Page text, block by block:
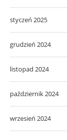
styczeń 2025
grudzień 2024
listopad 2024
październik 2024
wrzesień 2024